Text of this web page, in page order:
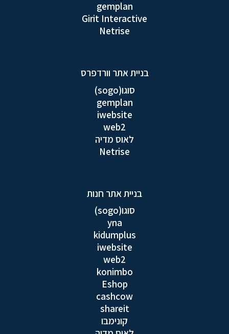
gemplan
Girit Interactive
Netrise
בניית אתר וורדפרס
סוגו(sogo)
gemplan
iwebsite
web2
לאוס מדיה
Netrise
בניית אתר חנות
סוגו(sogo)
yna
kidumplus
iwebsite
web2
konimbo
Eshop
cashcow
shareit
קונימבו